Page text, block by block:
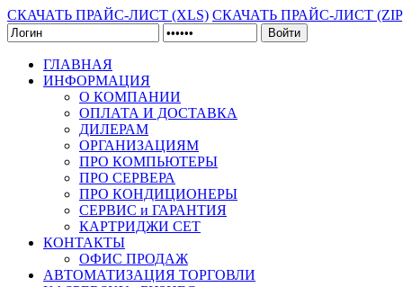
СКАЧАТЬ ПРАЙС-ЛИСТ (XLS) СКАЧАТЬ ПРАЙС-ЛИСТ
Войти
ГЛАВНАЯ
ИНФОРМАЦИЯ
О КОМПАНИИ
ОПЛАТА И ДОСТАВКА
ДИЛЕРАМ
ОРГАНИЗАЦИЯМ
ПРО КОМПЬЮТЕРЫ
ПРО СЕРВЕРА
ПРО КОНДИЦИОНЕРЫ
СЕРВИС и ГАРАНТИЯ
КАРТРИДЖИ CET
КОНТАКТЫ
ОФИС ПРОДАЖ
АВТОМАТИЗАЦИЯ ТОРГОВЛИ